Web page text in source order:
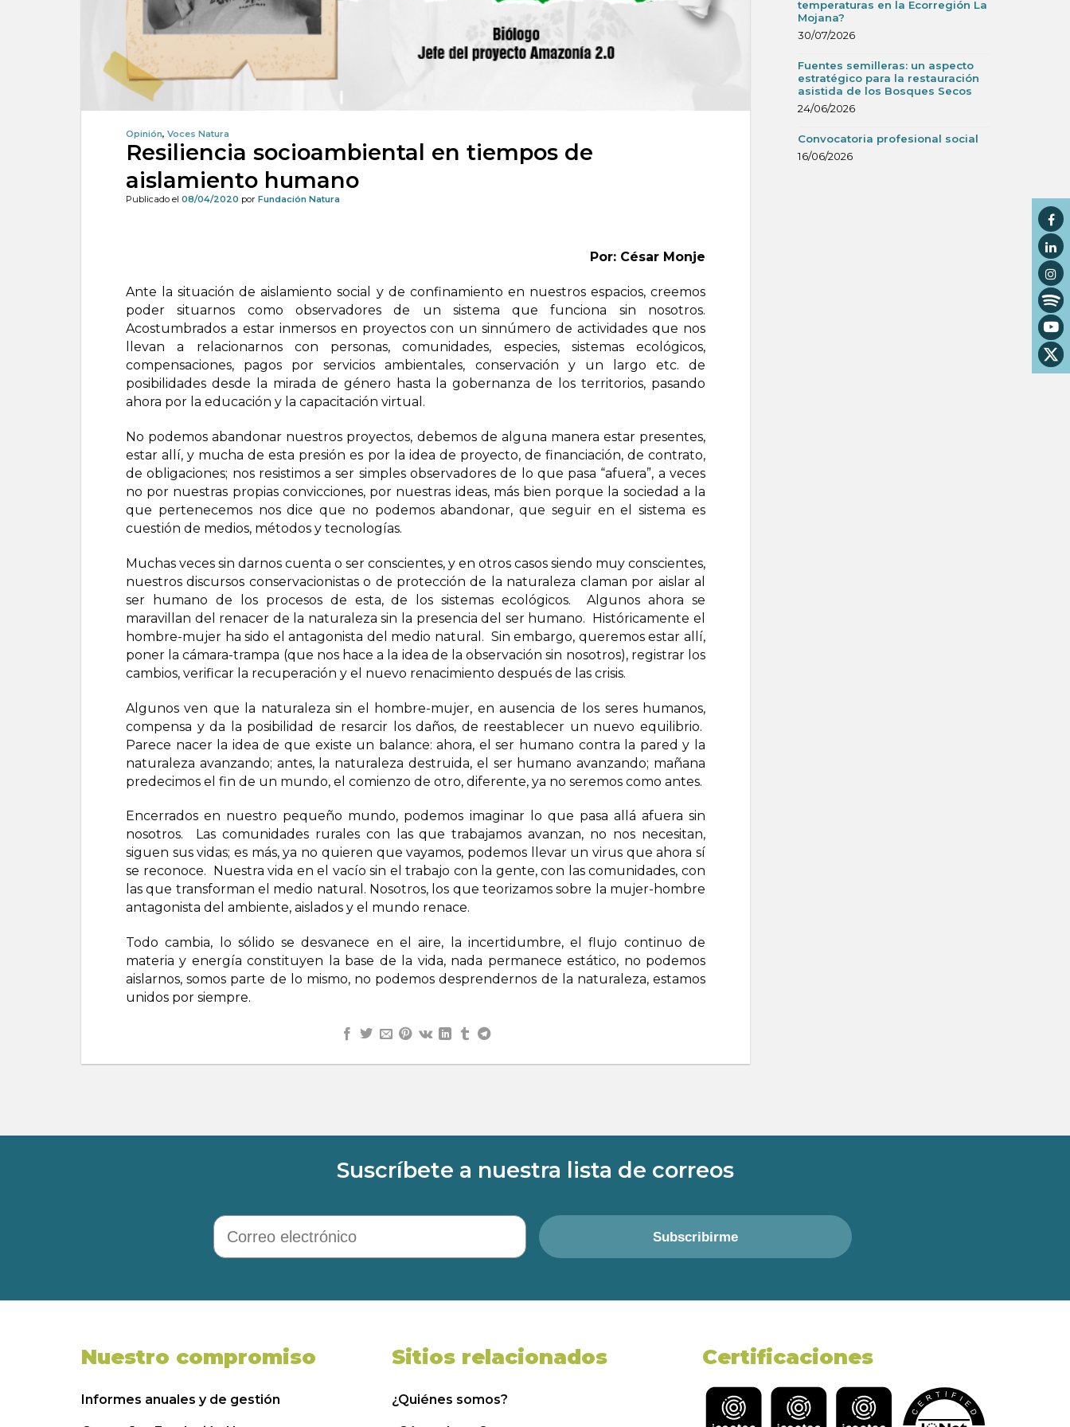
Opinión, Voces Natura
Resiliencia socioambiental en tiempos de
aislamiento humano
Publicado el 08/04/2020 por Fundación Natura
Por: César Monje
Ante la situación de aislamiento social y de confinamiento en nuestros espacios, creemos
poder situarnos como observadores de un sistema que funciona sin nosotros.
Acostumbrados a estar inmersos en proyectos con un sinnúmero de actividades que nos
llevan a relacionarnos con personas, comunidades, especies, sistemas ecológicos,
compensaciones, pagos por servicios ambientales, conservación y un largo etc. de
posibilidades desde la mirada de género hasta la gobernanza de los territorios, pasando
ahora por la educación y la capacitación virtual.
No podemos abandonar nuestros proyectos, debemos de alguna manera estar presentes,
estar allí, y mucha de esta presión es por la idea de proyecto, de financiación, de contrato,
de obligaciones; nos resistimos a ser simples observadores de lo que pasa “afuera”, a veces
no por nuestras propias convicciones, por nuestras ideas, más bien porque la sociedad a la
que pertenecemos nos dice que no podemos abandonar, que seguir en el sistema es
cuestión de medios, métodos y tecnologías.
Muchas veces sin darnos cuenta o ser conscientes, y en otros casos siendo muy conscientes,
nuestros discursos conservacionistas o de protección de la naturaleza claman por aislar al
ser humano de los procesos de esta, de los sistemas ecológicos. Algunos ahora se
maravillan del renacer de la naturaleza sin la presencia del ser humano. Históricamente el
hombre-mujer ha sido el antagonista del medio natural. Sin embargo, queremos estar allí,
poner la cámara-trampa (que nos hace a la idea de la observación sin nosotros), registrar los
cambios, verificar la recuperación y el nuevo renacimiento después de las crisis.
Algunos ven que la naturaleza sin el hombre-mujer, en ausencia de los seres humanos,
compensa y da la posibilidad de resarcir los daños, de reestablecer un nuevo equilibrio.
Parece nacer la idea de que existe un balance: ahora, el ser humano contra la pared y la
naturaleza avanzando; antes, la naturaleza destruida, el ser humano avanzando; mañana
predecimos el fin de un mundo, el comienzo de otro, diferente, ya no seremos como antes.
Encerrados en nuestro pequeño mundo, podemos imaginar lo que pasa allá afuera sin
nosotros. Las comunidades rurales con las que trabajamos avanzan, no nos necesitan,
siguen sus vidas; es más, ya no quieren que vayamos, podemos llevar un virus que ahora sí
se reconoce. Nuestra vida en el vacío sin el trabajo con la gente, con las comunidades, con
las que transforman el medio natural. Nosotros, los que teorizamos sobre la mujer-hombre
antagonista del ambiente, aislados y el mundo renace.
Todo cambia, lo sólido se desvanece en el aire, la incertidumbre, el flujo continuo de
materia y energía constituyen la base de la vida, nada permanece estático, no podemos
aislarnos, somos parte de lo mismo, no podemos desprendernos de la naturaleza, estamos
unidos por siempre.
temperaturas en la Ecorregión La
Mojana?
30/07/2026
Fuentes semilleras: un aspecto
estratégico para la restauración
asistida de los Bosques Secos
24/06/2026
Convocatoria profesional social
16/06/2026
Suscríbete a nuestra lista de correos
Correo electrónico
Subscribirme
Nuestro compromiso
Informes anuales y de gestión
Sitios relacionados
¿Quiénes somos?
Certificaciones